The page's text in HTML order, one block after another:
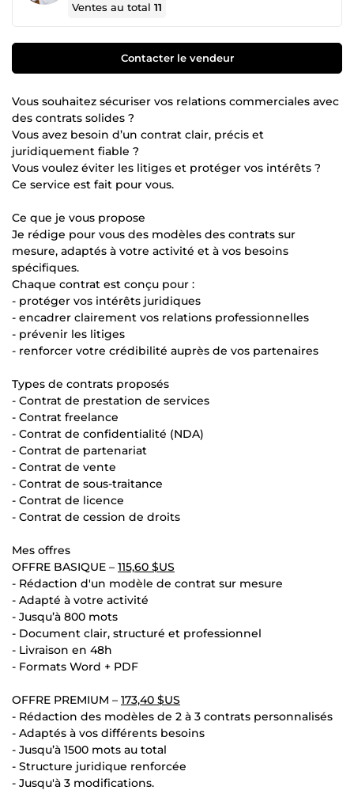
Ventes au total11
Contacter le vendeur
Vous souhaitez sécuriser vos relations commerciales avec
des contrats solides ?
Vous avez besoin d’un contrat clair, précis et
juridiquement fiable ?
Vous voulez éviter les litiges et protéger vos intérêts ?
Ce service est fait pour vous.
Ce que je vous propose
Je rédige pour vous des modèles des contrats sur
mesure, adaptés à votre activité et à vos besoins
spécifiques.
Chaque contrat est conçu pour :
- protéger vos intérêts juridiques
- encadrer clairement vos relations professionnelles
- prévenir les litiges
- renforcer votre crédibilité auprès de vos partenaires
Types de contrats proposés
- Contrat de prestation de services
- Contrat freelance
- Contrat de confidentialité (NDA)
- Contrat de partenariat
- Contrat de vente
- Contrat de sous-traitance
- Contrat de licence
- Contrat de cession de droits
Mes offres
OFFRE BASIQUE – 115,60 $US
- Rédaction d'un modèle de contrat sur mesure
- Adapté à votre activité
- Jusqu’à 800 mots
- Document clair, structuré et professionnel
- Livraison en 48h
- Formats Word + PDF
OFFRE PREMIUM – 173,40 $US
- Rédaction des modèles de 2 à 3 contrats personnalisés
- Adaptés à vos différents besoins
- Jusqu’à 1500 mots au total
- Structure juridique renforcée
- Jusqu'à 3 modifications.